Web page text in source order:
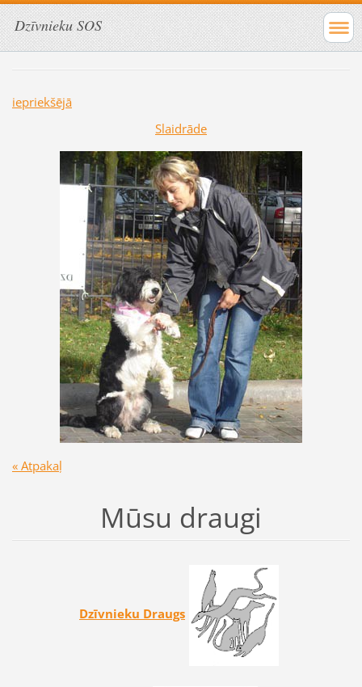
Dzīvnieku SOS
iepriekšējā
Slaidrāde
« Atpakaļ
Mūsu draugi
Dzīvnieku Draugs